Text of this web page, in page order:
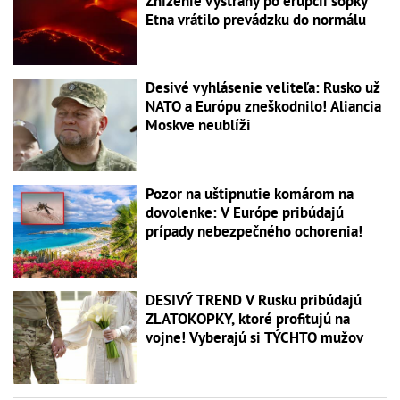
Etna vrátilo prevádzku do normálu
Desivé vyhlásenie veliteľa: Rusko už
NATO a Európu zneškodnilo! Aliancia
Moskve neublíži
Pozor na uštipnutie komárom na
dovolenke: V Európe pribúdajú
prípady nebezpečného ochorenia!
DESIVÝ TREND V Rusku pribúdajú
ZLATOKOPKY, ktoré profitujú na
vojne! Vyberajú si TÝCHTO mužov